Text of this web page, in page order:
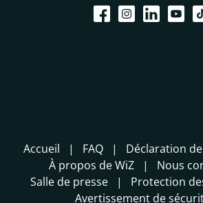
Accueil FAQ
Déclaration
À propos de WiZ
Nous
Salle de presse
Protection
Avertissement de